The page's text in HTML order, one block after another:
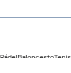
PádelBaloncestoTenis